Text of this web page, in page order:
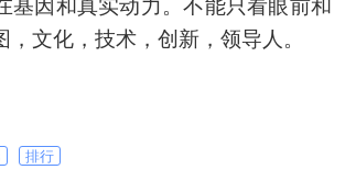
基因和真实动力。不能只看眼前和
，文化，技术，创新，领导人。
排行